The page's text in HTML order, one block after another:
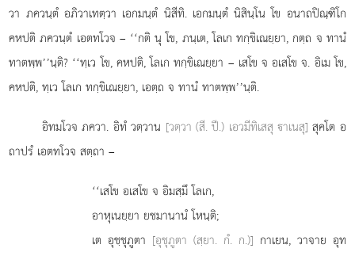
วา ภควนฺตํ อภิวาเทตฺวา เอกมนฺตํ นิสีทิ. เอกมนฺตํ นิสินฺโน โข อนาถปิณฺฑิโก
คหปติ ภควนฺตํ เอตทโวจ – ‘‘กติ นุ โข, ภนฺเต, โลเก ทกฺขิเณยฺยา, กตฺถ จ ทานํ
ทาตพฺพ’’นฺติ? ‘‘ทฺเว โข, คหปติ, โลเก ทกฺขิเณยฺยา – เสโข จ อเสโข จ. อิเม โข,
คหปติ, ทฺเว โลเก ทกฺขิเณยฺยา, เอตฺถ จ ทานํ ทาตพฺพ’’นฺติ.
อิทมโวจ ภควา. อิทํ วตฺวาน [วตฺวา (สี. ปี.) เอวมีทิเสสุ าเนสุ] สุคโต อ
ถาปรํ เอตทโวจ สตฺถา –
‘‘เสโข อเสโข จ อิมสฺมึ โลเก,
อาหุเนยฺยา ยชมานานํ โหนฺติ;
เต อุชฺชุภูตา [อุชุภูตา (สฺยา. กํ. ก.)] กาเยน, วาจาย อุท